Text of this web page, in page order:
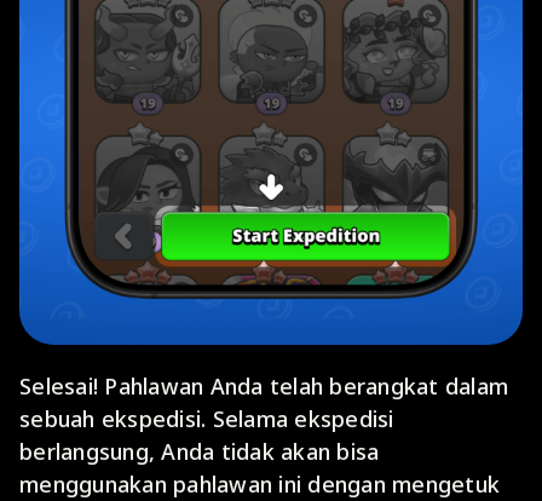
Selesai! Pahlawan Anda telah berangkat dalam
sebuah ekspedisi. Selama ekspedisi
berlangsung, Anda tidak akan bisa
menggunakan pahlawan ini dengan mengetuk